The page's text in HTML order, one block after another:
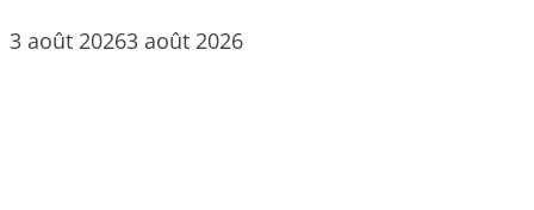
3 août 20263 août 2026